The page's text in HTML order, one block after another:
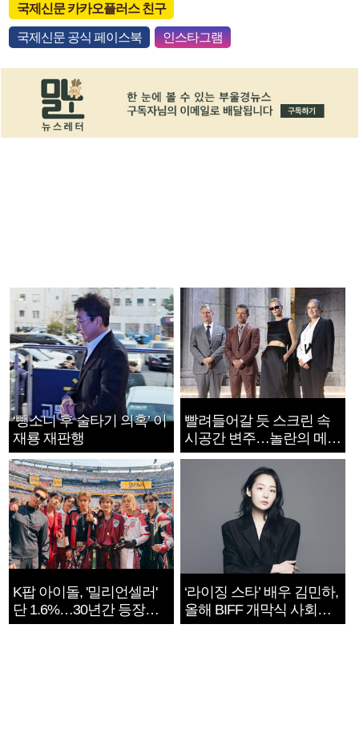
국제신문 카카오플러스 친구
국제신문 공식 페이스북 인스타그램
‘뺑소니 후 술타기 의혹’ 이
재룡 재판행
빨려들어갈 듯 스크린 속
시공간 변주…놀란의 메시
지는 ‘전쟁 속죄’
K팝 아이돌, '밀리언셀러'
단 1.6%…30년간 등장
1182개팀 전수조사
‘라이징 스타’ 배우 김민하,
올해 BIFF 개막식 사회자
확정